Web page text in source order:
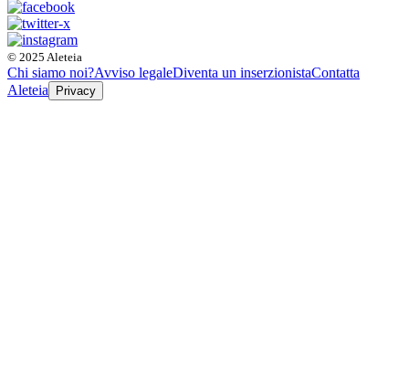
© 2025 Aleteia
Chi siamo noi?Avviso legaleDiventa un inserzionistaContatta
Aleteia
Privacy